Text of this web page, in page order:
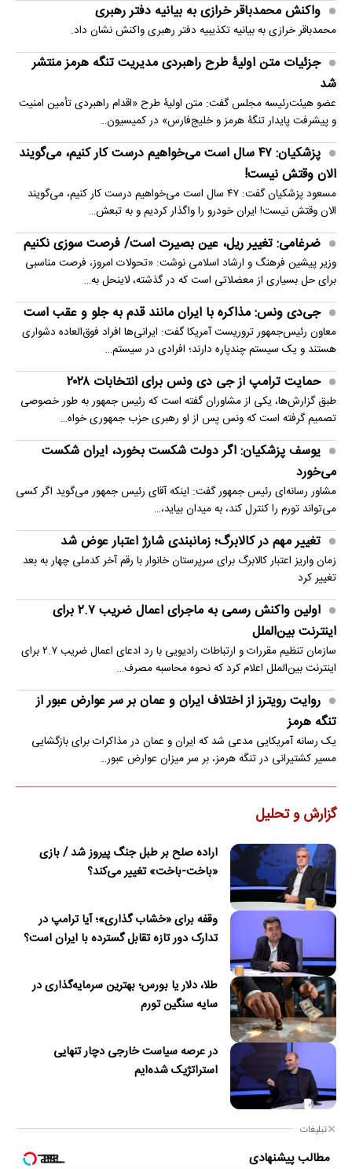
واکنش محمدباقر خرازی به بیانیه دفتر رهبری
محمدباقر خرازی به بیانیه تکذیبیه دفتر رهبری واکنش نشان داد.
جزئیات متن اولیۀ طرح راهبردی مدیریت تنگه هرمز منتشر
شد
عضو هیئت‌رئیسه مجلس گفت: متن اولیۀ طرح «اقدام راهبردی تأمین امنیت
و پیشرفت پایدار تنگۀ هرمز و خلیج‌فارس» در کمیسیون…
پزشکیان: ۴۷ سال است می‌خواهیم درست کار کنیم، می‌گویند
الان وقتش نیست!
مسعود پزشکیان گفت: ۴۷ سال است می‌خواهیم درست کار کنیم، می‌گویند
الان وقتش نیست! ایران خودرو را واگذار کردیم و به تبعش…
ضرغامی: تغییر ریل، عین بصیرت است/ فرصت سوزی نکنیم
وزیر پیشین فرهنگ و ارشاد اسلامی نوشت: «تحولات امروز، فرصت مناسبی
برای حل بسیاری از معضلاتی‌ است که در گذشته، لاینحل به…
جی‌دی ونس: مذاکره با ایران مانند قدم به جلو و عقب است
معاون رئیس‌جمهور تروریست آمریکا گفت: ایرانی‌ها افراد فوق‌العاده دشواری
هستند و یک سیستم چندپاره دارند؛ افرادی در سیستم…
حمایت ترامپ از جی دی ونس برای انتخابات ۲۰۲۸
طبق گزارش‌ها، یکی از مشاوران گفته است که رئیس جمهور به طور خصوصی
تصمیم گرفته است که ونس پس از او رهبری حزب جمهوری خواه…
یوسف پزشکیان: اگر دولت شکست بخورد، ایران شکست
می‌خورد
مشاور رسانه‌ای رئیس جمهور گفت: اینکه آقای رئیس جمهور می‌گوید اگر کسی
می‌تواند تورم را کنترل کند، به میدان بیاید،…
تغییر مهم در کالابرگ؛ زمانبندی‌ شارژ اعتبار عوض شد
زمان واریز اعتبار کالابرگ برای سرپرستان خانوار با رقم آخر کدملی چهار به بعد
تغییر کرد
اولین واکنش رسمی به ماجرای اعمال ضریب ۲.۷ برای
اینترنت بین‌الملل
سازمان تنظیم مقررات و ارتباطات رادیویی با رد ادعای اعمال ضریب ۲.۷ برای
اینترنت بین‌الملل اعلام کرد که نحوه محاسبه مصرف…
روایت رویترز از اختلاف ایران و عمان بر سر عوارض عبور از
تنگه هرمز
یک رسانه آمریکایی مدعی شد که ایران و عمان در مذاکرات برای بازگشایی
مسیر کشتیرانی در تنگه هرمز، بر سر میزان عوارض عبور…
گزارش و تحلیل
اراده صلح بر طبل جنگ پیروز شد / بازی
«باخت-باخت» تغییر می‌کند؟
وقفه برای «خشاب گذاری»؛ آیا ترامپ در
تدارک دور تازه تقابل گسترده با ایران است؟
طلا، دلار یا بورس؛ بهترین سرمایه‌گذاری در
سایه سنگین تورم
در عرصه سیاست خارجی دچار تنهایی
استراتژیک شده‌ایم
تبلیغات
مطالب پیشنهادی